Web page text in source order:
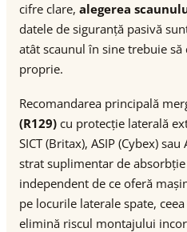
cifre clare, alegerea
datele de siguranță pasivă
atât scaunul în sine trebuie
proprie.
Recomandarea principală
(R129) cu protecție laterală
SICT (Britax), ASIP (Cybex)
strat suplimentar de
independent de ce oferă
pe locurile laterale spate,
elimină riscul montajului